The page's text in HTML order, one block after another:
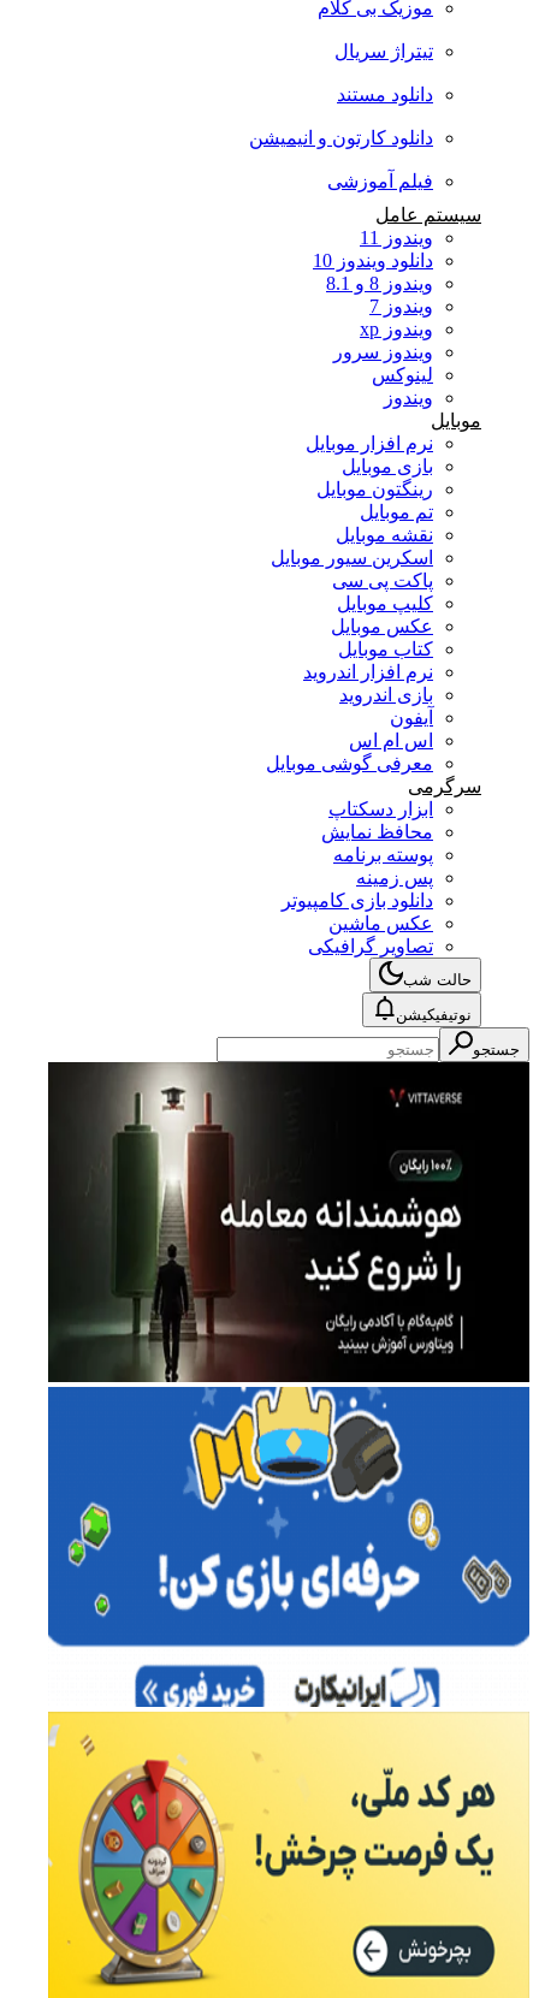
موزیک بی کلام
تیتراژ سریال
دانلود مستند
دانلود کارتون و انیمیشن
فیلم آموزشی
سیستم عامل
ویندوز 11
دانلود ویندوز 10
ویندوز 8 و 8.1
ویندوز 7
ویندوز xp
ویندوز سرور
لینوکس
ویندوز
موبایل
نرم افزار موبایل
بازی موبایل
رینگتون موبایل
تم موبایل
نقشه موبایل
اسکرین سیور موبایل
پاکت پی سی
کلیپ موبایل
عکس موبایل
کتاب موبایل
نرم افزار اندروید
بازی اندروید
آیفون
اس ام اس
معرفی گوشی موبایل
سرگرمی
ابزار دسکتاپ
محافظ نمایش
پوسته برنامه
پس زمینه
دانلود بازی کامپیوتر
عکس ماشین
تصاویر گرافیکی
حالت شب
نوتیفیکیشن
جستجو